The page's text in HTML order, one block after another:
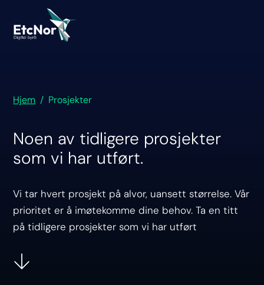
Hjem / Prosjekter
Noen av tidligere prosjekter
som vi har utført.
Vi tar hvert prosjekt på alvor, uansett størrelse. Vår
prioritet er å imøtekomme dine behov. Ta en titt
på tidligere prosjekter som vi har utført